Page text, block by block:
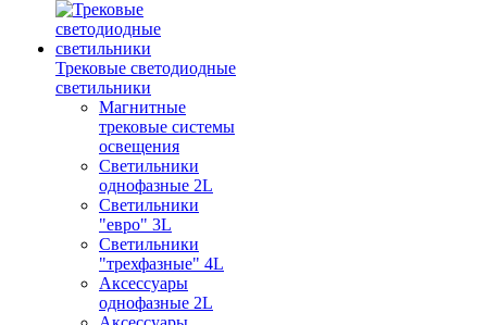
Трековые светодиодные
светильники
Магнитные
трековые системы
освещения
Светильники
однофазные 2L
Светильники
"евро" 3L
Светильники
"трехфазные" 4L
Аксессуары
однофазные 2L